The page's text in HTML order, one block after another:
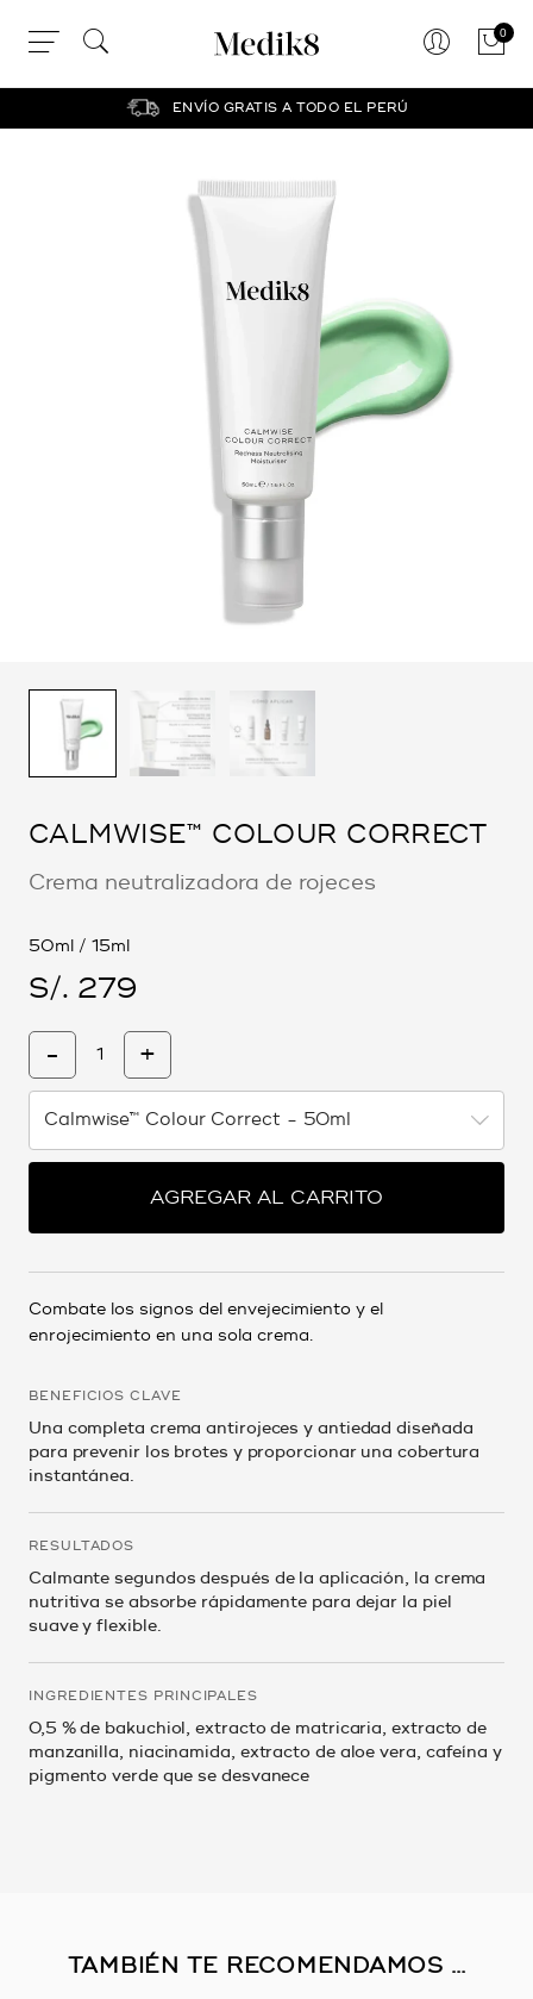
0
ENVÍO GRATIS A TODO EL PERÚ
CALMWISE™ COLOUR CORRECT
Crema neutralizadora de rojeces
50ml / 15ml
S/. 279
COMPRAR AHORA
AGREGAR AL CARRITO
Combate los signos del envejecimiento y el
enrojecimiento en una sola crema.
BENEFICIOS CLAVE
Una completa crema antirojeces y antiedad diseñada
para prevenir los brotes y proporcionar una cobertura
instantánea.
RESULTADOS
Calmante segundos después de la aplicación, la crema
nutritiva se absorbe rápidamente para dejar la piel
suave y flexible.
INGREDIENTES PRINCIPALES
0,5 % de bakuchiol, extracto de matricaria, extracto de
manzanilla, niacinamida, extracto de aloe vera, cafeína y
pigmento verde que se desvanece
TAMBIÉN TE RECOMENDAMOS …